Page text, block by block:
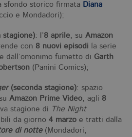
sfondo storico firmata Diana
e Mondadori);
: l’8 aprile, su Amazon
con 8 nuovi episodi la serie
dall’omonimo fumetto di Garth
(Panini Comics);
(seconda stagione): spazio
Amazon Prime Video, agli 8
stagione di
The Night
da giorno 4 marzo e tratti dalla
di notte(Mondadori,
.bollatiboringhieri.it
.bollatiboringhieri.it